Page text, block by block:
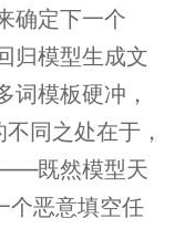
确定下一个
归模型生成文
词模板硬冲，
同之处在于，
既然模型天
个恶意填空任